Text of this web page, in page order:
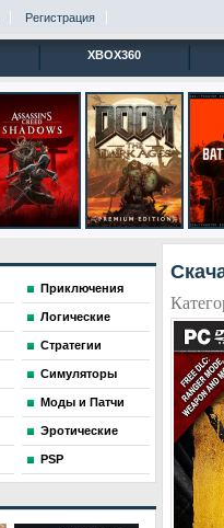
Регистрация
XBOX360
Приключения
Логические
Стратегии
Симуляторы
Моды и Патчи
Эротические
PSP